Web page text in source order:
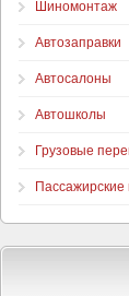
Шиномонтаж
Автозаправки
Автосалоны
Автошколы
Грузовые
Пассажирские